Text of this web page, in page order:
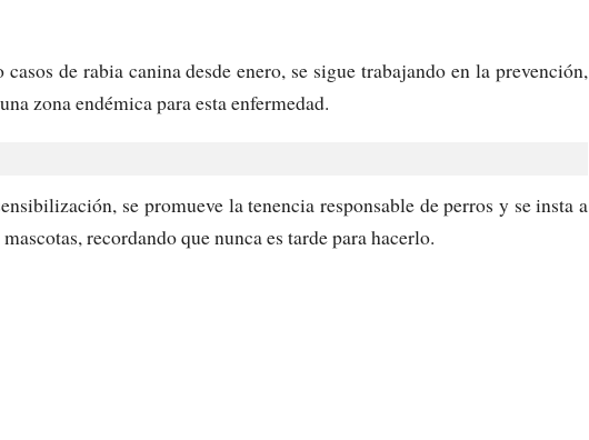
de rabia canina desde enero, se sigue trabajando en la prevención,
zona endémica para esta enfermedad.
se promueve la tenencia responsable de perros y se insta a
recordando que nunca es tarde para hacerlo.